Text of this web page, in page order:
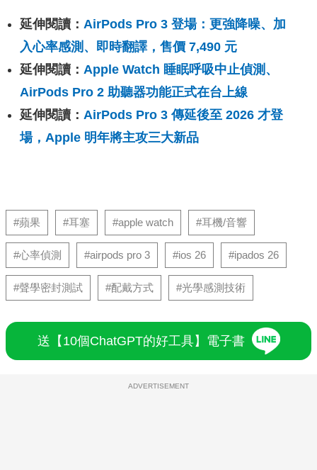
延伸閱讀： AirPods Pro 3 登場：更強降噪、加
入心率感測、即時翻譯，售價 7,490 元
延伸閱讀： Apple Watch 睡眠呼吸中止偵測、
AirPods Pro 2 助聽器功能正式在台上線
延伸閱讀： AirPods Pro 3 傳延後至 2026 才登
場，Apple 明年將主攻三大新品
#蘋果 #耳塞 #apple watch #耳機/音響
#心率偵測 #airpods pro 3 #ios 26 #ipados 26
#聲學密封測試 #配戴方式 #光學感測技術
送【10個ChatGPT的好工具】電子書
ADVERTISEMENT